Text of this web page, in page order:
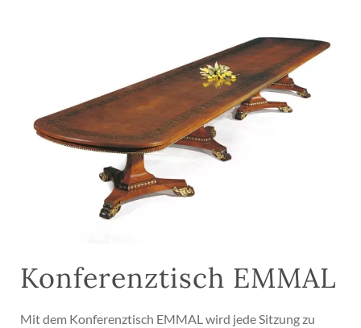
Konferenztisch EMMAL
Mit dem Konferenztisch EMMAL wird jede Sitzung zu